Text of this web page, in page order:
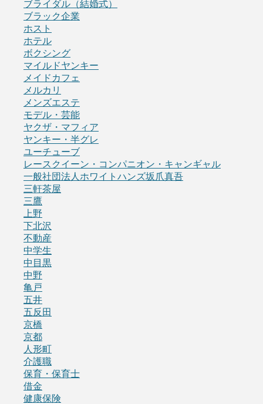
ブライダル（結婚式）
ブラック企業
ホスト
ホテル
ボクシング
マイルドヤンキー
メイドカフェ
メルカリ
メンズエステ
モデル・芸能
ヤクザ・マフィア
ヤンキー・半グレ
ユーチューブ
レースクイーン・コンパニオン・キャンギャル
一般社団法人ホワイトハンズ坂爪真吾
三軒茶屋
三鷹
上野
下北沢
不動産
中学生
中目黒
中野
亀戸
五井
五反田
京橋
京都
人形町
介護職
保育・保育士
借金
健康保険